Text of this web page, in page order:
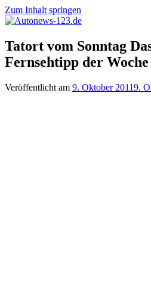
Zum Inhalt springen
Autonews-
123.de
Autonews
mit
Charme
Tatort vom Sonntag
Fernsehtipp der Woche
Veröffentlicht am 9. Oktober 20119.